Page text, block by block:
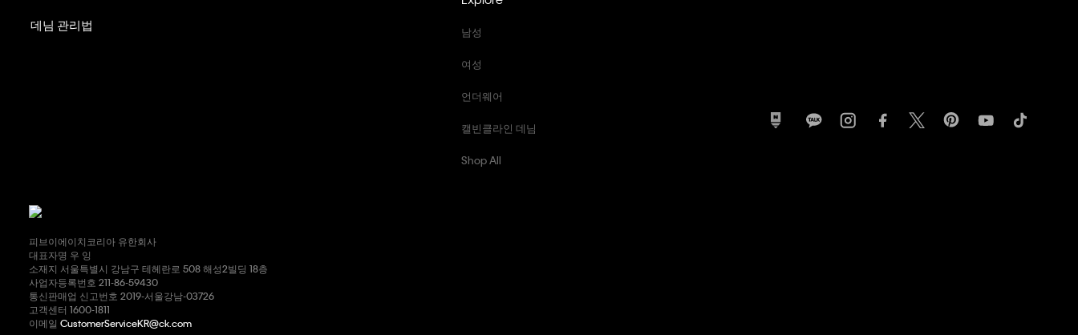
데님 관리법 남성
여성
언더웨어
캘빈클라인 데님
Shop All
피브이에이치코리아 유한회사
대표자명 우 잉
소재지 서울특별시 강남구 테헤란로 508 해성2빌딩 18층
사업자등록번호 211-86-59430
통신판매업 신고번호 2019-서울강남-03726
고객센터 1600-1811
이메일 CustomerServiceKR@ck.com